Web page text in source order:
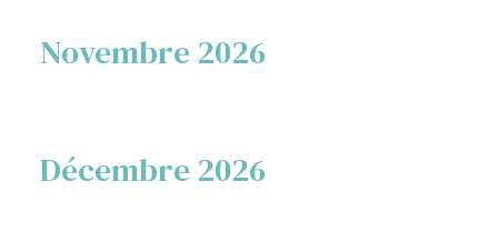
Novembre 2026
Décembre 2026